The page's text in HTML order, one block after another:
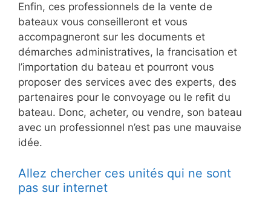
Enfin, ces professionnels de la vente de
bateaux vous conseilleront et vous
accompagneront sur les documents et
démarches administratives, la francisation et
l’importation du bateau et pourront vous
proposer des services avec des experts, des
partenaires pour le convoyage ou le refit du
bateau. Donc, acheter, ou vendre, son bateau
avec un professionnel n’est pas une mauvaise
idée.
Allez chercher ces unités qui ne sont
pas sur internet